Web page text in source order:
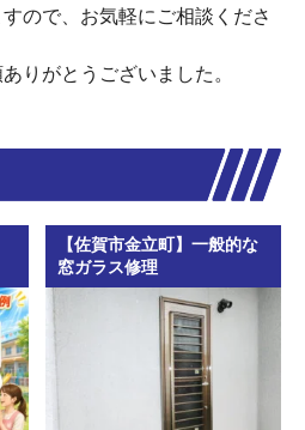
ので、お気軽にご相談くださ
りがとうございました。
【佐賀市金立町】一般的な
窓ガラス修理